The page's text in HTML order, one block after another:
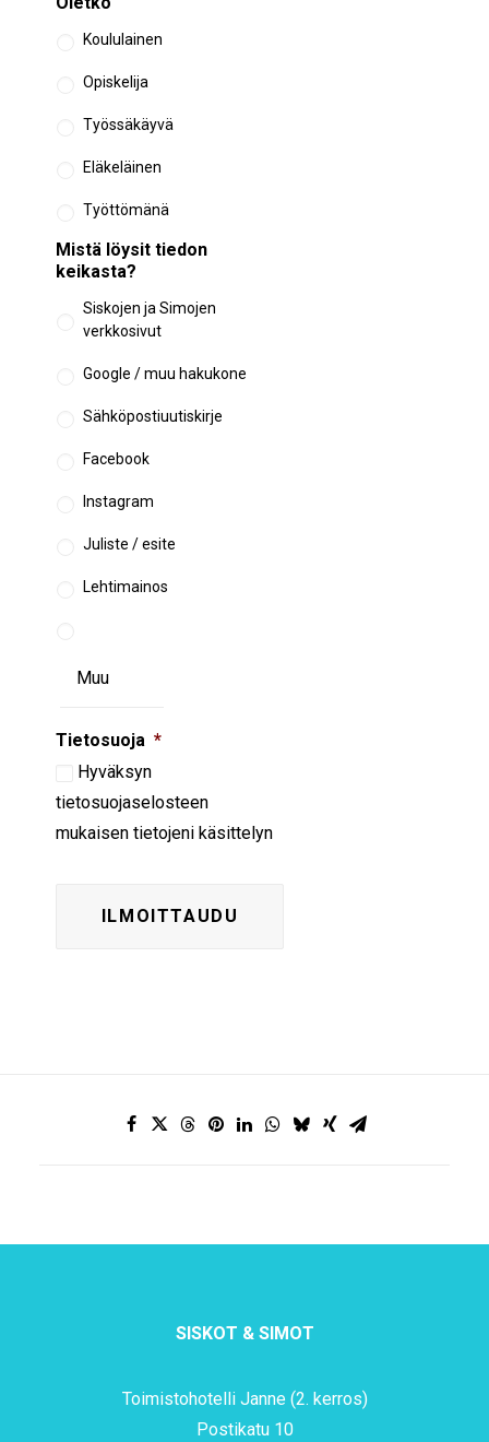
Koululainen
Opiskelija
Työssäkäyvä
Eläkeläinen
Työttömänä
Mistä löysit tiedon
keikasta?
Siskojen ja Simojen
verkkosivut
Google / muu hakukone
Sähköpostiuutiskirje
Facebook
Instagram
Juliste / esite
Lehtimainos
Tietosuoja *
Hyväksyn
tietosuojaselosteen
mukaisen tietojeni käsittelyn
SISKOT & SIMOT
Toimistohotelli Janne (2. kerros)
Postikatu 10